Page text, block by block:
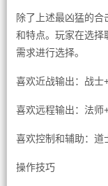
除了上述最凶猛的
和特点。玩家在选择
需求进行选择。
喜欢近战输出：战士
喜欢远程输出：法师
喜欢控制和辅助：道
操作技巧